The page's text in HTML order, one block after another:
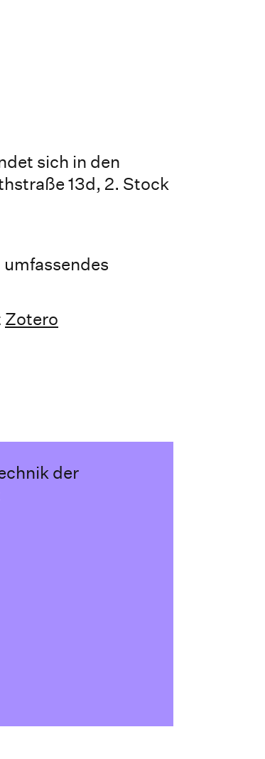
sich in den
13d, 2. Stock
Zotero
der